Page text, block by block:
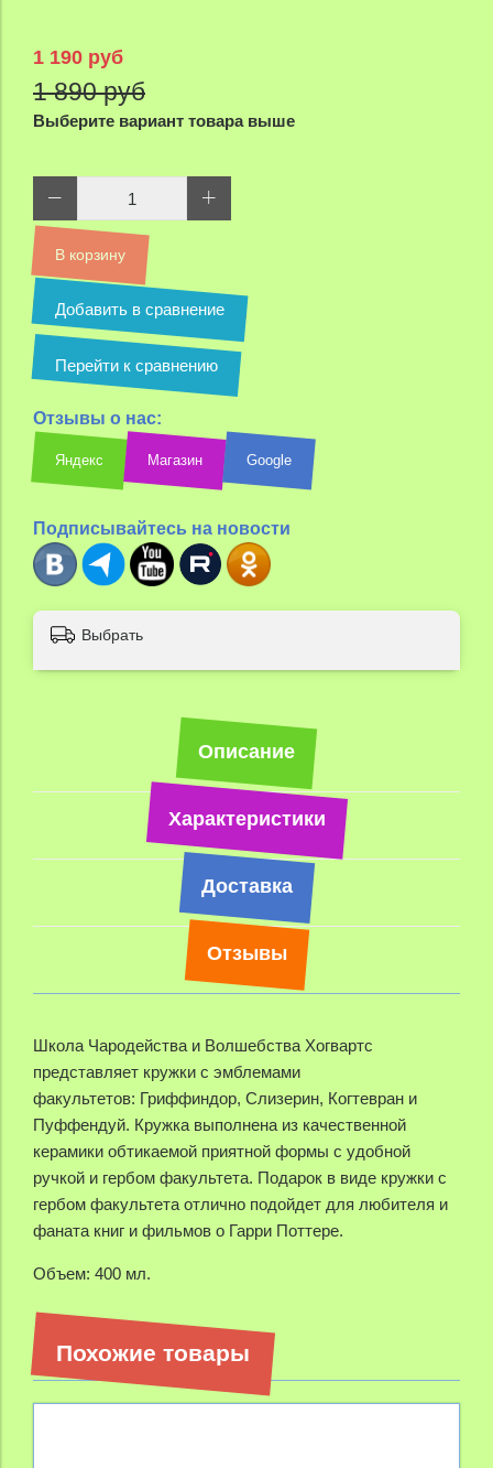
1 190 руб
1 890 руб
Выберите вариант товара выше
В корзину
Добавить в сравнение
Перейти к сравнению
Отзывы о нас:
Яндекс Магазин Google
Подписывайтесь на новости
Выбрать
Описание
Характеристики
Доставка
Отзывы
Школа Чародейства и Волшебства Хогвартс
представляет кружки с эмблемами
факультетов: Гриффиндор, Слизерин, Когтевран и
Пуффендуй. Кружка выполнена из качественной
керамики обтикаемой приятной формы с удобной
ручкой и гербом факультета. Подарок в виде кружки с
гербом факультета отлично подойдет для любителя и
фаната книг и фильмов о Гарри Поттере.
Объем: 400 мл.
Похожие товары